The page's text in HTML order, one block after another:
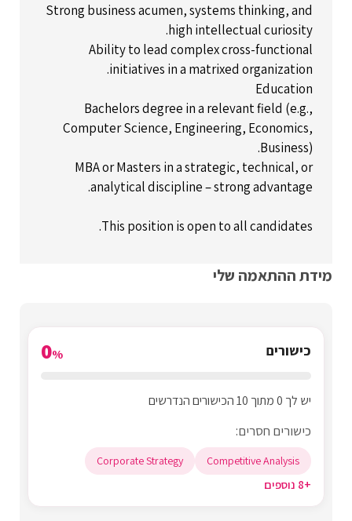
Strong business acumen, systems thinking, and
high intellectual curiosity.
Ability to lead complex cross-functional
initiatives in a matrixed organization.
Education
Bachelors degree in a relevant field (e.g.,
Computer Science, Engineering, Economics,
Business).
MBA or Masters in a strategic, technical, or
analytical discipline – strong advantage.
This position is open to all candidates.
מידת ההתאמה שלי
כישורים 0%
יש לך 0 מתוך 10 הכישורים הנדרשים
כישורים חסרים:
Competitive Analysis
Corporate Strategy
+8 נוספים